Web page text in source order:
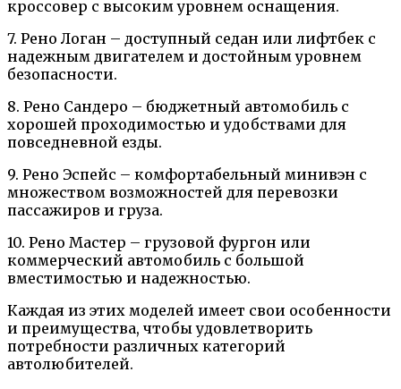
кроссовер с высоким уровнем оснащения.
7. Рено Логан – доступный седан или лифтбек с
надежным двигателем и достойным уровнем
безопасности.
8. Рено Сандеро – бюджетный автомобиль с
хорошей проходимостью и удобствами для
повседневной езды.
9. Рено Эспейс – комфортабельный минивэн с
множеством возможностей для перевозки
пассажиров и груза.
10. Рено Мастер – грузовой фургон или
коммерческий автомобиль с большой
вместимостью и надежностью.
Каждая из этих моделей имеет свои особенности
и преимущества, чтобы удовлетворить
потребности различных категорий
автолюбителей.